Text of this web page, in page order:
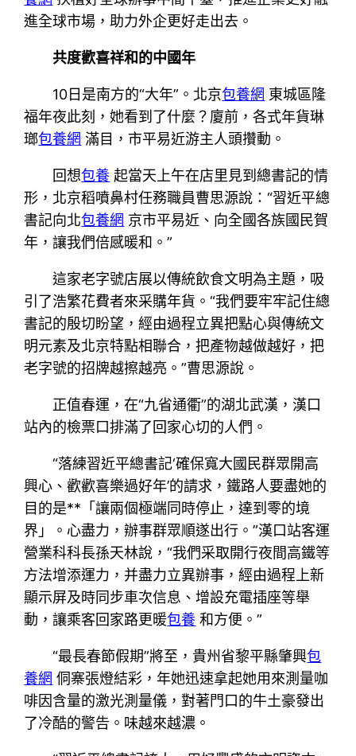
進全球市場，助力外企更好走出去。
共度歡喜祥和的中國年
10日是南方的“大年”。北京包養網 東城區隆
福年夜此刻，她看到了什麼？廈前，各式年貨琳
瑯包養網 滿目，市平易近游主人頭攢動。
回想包養 起當天上午在店里見到總書記的情
形，北京稻噴鼻村任務職員曹思源說：“習近平總
書記向北包養網 京市平易近、向全國各族國民賀
年，讓我們倍感暖和。”
這家老字號店展以傳統飲食文明為主題，吸
引了浩繁花費者來采購年貨。“我們要牢牢記住總
書記的殷切盼望，經由過程立異把點心與傳統文
明元素及北京特點相聯合，把產物越做越好，把
老字號的招牌越擦越亮。”曹思源說。
正值春運，在“九省通衢”的湖北武漢，漢口
站內的檢票口排滿了回家心切的人們。
“落練習近平總書記‘確保寬大國民群眾開高
興心、歡歡喜樂過好年’的請求，鐵路人要盡她的
目的是**「讓兩個極端同時停止，達到零的境
界」。心盡力，辦事群眾順遂出行。”漢口站客運
營業科科長孫天林說，“我們采取開行夜間高鐵等
方法增添運力，并盡力立異辦事，經由過程上新
顯示屏及時同步車次信息、增設充電插座等舉
動，讓乘客回家路更暖包養 和方便。”
“最長春節假期”將至，貴州省黎平縣肇興包
養網 侗寨張燈結彩，年她迅速拿起她用來測量咖
啡因含量的激光測量儀，對著門口的牛土豪發出
了冷酷的警告。味越來越濃。